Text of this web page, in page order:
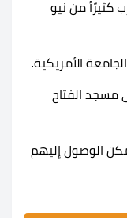
كثيرًأ من نيو
الأمريكية.
إلى مسجد الفتاح
الوصول إليهم